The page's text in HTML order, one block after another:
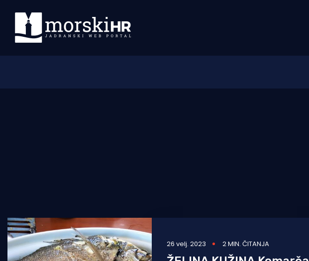
Turizam i nautika
Pomorstvo
Ribolov
26 velj. 2023 2 MIN. ČITANJA